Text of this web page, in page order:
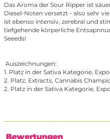
Das Aroma der Sour Ripper ist
Diesel-Noten versetzt - also sehr
ist ebenso intensiv, zerebral und
tiefgehende körperliche
Seeeds!
Auszeichnungen:
1. Platz in der Sativa Kategorie,
2. Platz, Extracts, Cannabis
2. Platz in der Sativa Kategorie,
Bewertungen